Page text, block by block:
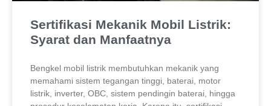
Sertifikasi Mekanik Mobil Listrik:
Syarat dan Manfaatnya
Bengkel mobil listrik membutuhkan mekanik yang
memahami sistem tegangan tinggi, baterai, motor
listrik, inverter, OBC, sistem pendingin baterai, hingga